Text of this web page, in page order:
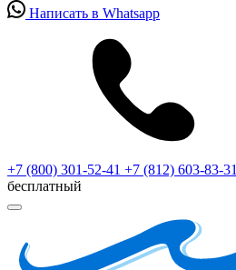
Написать в Whatsapp
+7 (800) 301-52-41 +7 (812) 603-83-31
бесплатный